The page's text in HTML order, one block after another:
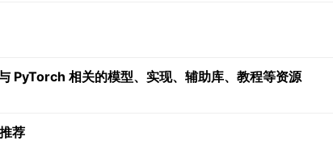
PyTorch 相关的模型、实现、辅助库、教程等资源
荐